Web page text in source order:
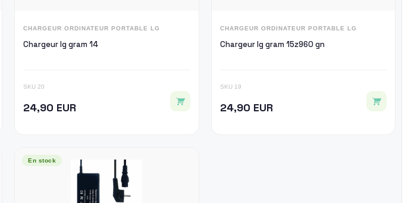
CHARGEUR ORDINATEUR PORTABLE LG
Chargeur lg gram 14
SKU 20
24,90 EUR
CHARGEUR ORDINATEUR PORTABLE LG
Chargeur lg gram 15z960 gn
SKU 19
24,90 EUR
En stock